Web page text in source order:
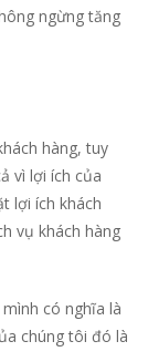
ngừng tăng
hàng, tuy
vì lợi ích của
lợi ích khách
vụ khách hàng
có nghĩa là
chúng tôi đó là